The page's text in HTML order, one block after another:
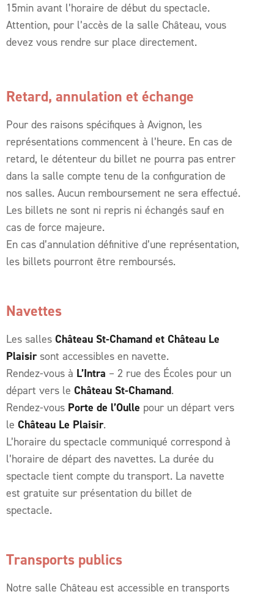
15min avant l’horaire de début du spectacle.
Attention, pour l’accès de la salle Château, vous
devez vous rendre sur place directement.
Retard, annulation et échange
Pour des raisons spécifiques à Avignon, les
représentations commencent à l’heure. En cas de
retard, le détenteur du billet ne pourra pas entrer
dans la salle compte tenu de la configuration de
nos salles. Aucun remboursement ne sera effectué.
Les billets ne sont ni repris ni échangés sauf en
cas de force majeure.
En cas d’annulation définitive d’une représentation,
les billets pourront être remboursés.
Navettes
Les salles Château St-Chamand et Château Le
Plaisir sont accessibles en navette.
Rendez-vous à L’Intra – 2 rue des Écoles pour un
départ vers le Château St-Chamand.
Rendez-vous Porte de l’Oulle pour un départ vers
le Château Le Plaisir.
L’horaire du spectacle communiqué correspond à
l’horaire de départ des navettes. La durée du
spectacle tient compte du transport. La navette
est gratuite sur présentation du billet de
spectacle.
Transports publics
Notre salle Château est accessible en transports